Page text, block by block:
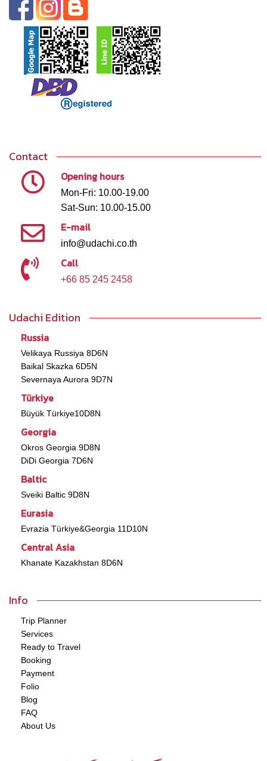
Contact
Opening hours
Mon-Fri: 10.00-19.00
Sat-Sun: 10.00-15.00
E-mail
info@udachi.co.th
Call
+66 85 245 2458
Udachi Edition
Russia
Velikaya Russiya 8D6N
Baikal Skazka 6D5N
Severnaya Aurora 9D7N
Türkiye
Büyük Türkiye10D8N
Georgia
Okros Georgia 9D8N
DiDi Georgia 7D6N
Baltic
Sveiki Baltic 9D8N
Eurasia
Evrazia Türkiye&Georgia 11D10N
Central Asia
Khanate Kazakhstan 8D6N
Info
Trip Planner
Services
Ready to Travel
Booking
Payment
Folio
Blog
FAQ
About Us